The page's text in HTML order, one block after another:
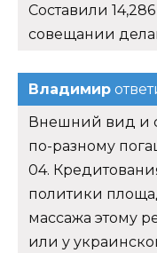
Составили
совещании
Владимир
Внешний вид и
по-разному
04.
политики
массажа этому
или у